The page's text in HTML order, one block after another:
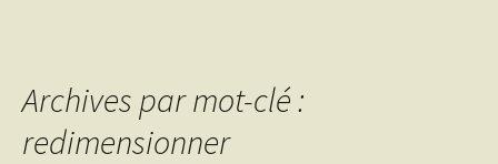
Archives par mot-clé :
redimensionner